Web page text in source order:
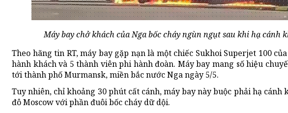
Máy bay chở khách của Nga bốc cháy ngùn ngụt sau khi hạ cánh
Theo hãng tin RT, máy bay gặp nạn là một chiếc Sukhoi Superjet 100
hành khách và 5 thành viên phi hành đoàn. Máy bay mang số hiệu
tới thành phố Murmansk, miền bắc nước Nga ngày 5/5.
Tuy nhiên, chỉ khoảng 30 phút cất cánh, máy bay này buộc phải hạ cánh
đô Moscow với phần đuôi bốc cháy dữ dội.